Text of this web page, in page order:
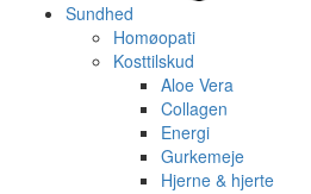
Sundhed
Homøopati
Kosttilskud
Aloe Vera
Collagen
Energi
Gurkemeje
Hjerne & hjerte